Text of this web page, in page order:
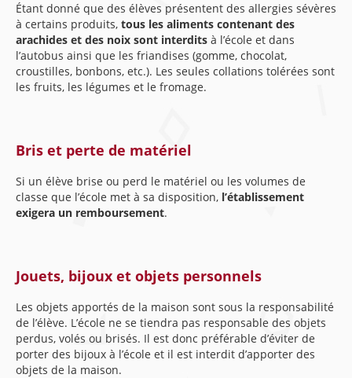
Étant donné que des élèves présentent des allergies sévères
à certains produits, tous les aliments contenant des
arachides et des noix sont interdits à l’école et dans
l’autobus ainsi que les friandises (gomme, chocolat,
croustilles, bonbons, etc.). Les seules collations tolérées sont
les fruits, les légumes et le fromage.
Bris et perte de matériel
Si un élève brise ou perd le matériel ou les volumes de
classe que l’école met à sa disposition, l’établissement
exigera un remboursement.
Jouets, bijoux et objets personnels
Les objets apportés de la maison sont sous la responsabilité
de l’élève. L’école ne se tiendra pas responsable des objets
perdus, volés ou brisés. Il est donc préférable d’éviter de
porter des bijoux à l’école et il est interdit d’apporter des
objets de la maison.